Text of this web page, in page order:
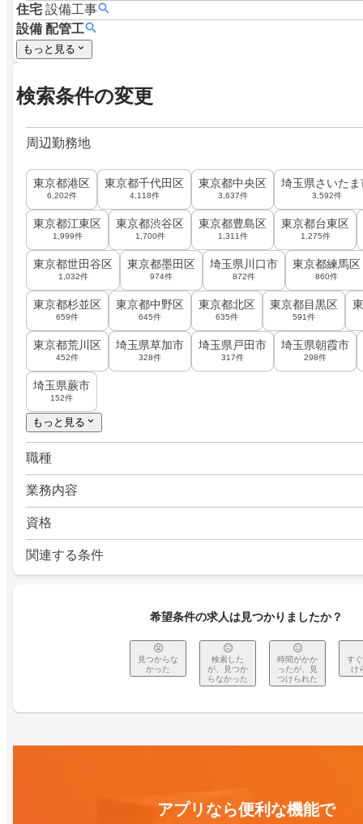
住宅 設備工事
設備 配管工
もっと見る
検索条件の変更
周辺勤務地
東京都港区
6,202件
東京都千代田区
4,118件
東京都中央区
3,637件
埼玉県さいたま
3,592件
東京都江東区
1,999件
東京都渋谷区
1,700件
東京都豊島区
1,311件
東京都台東区
1,275件
東京都世田谷区
1,032件
東京都墨田区
974件
埼玉県川口市
872件
東京都練馬区
860件
東京都杉並区
659件
東京都中野区
645件
東京都北区
635件
東京都目黒区
591件
東京都荒川区
452件
埼玉県草加市
328件
埼玉県戸田市
317件
埼玉県朝霞市
298件
埼玉県蕨市
152件
もっと見る
職種
業務内容
資格
関連する条件
希望条件の求人は見つかりましたか？
見つからな
かった
検索した
が、見つか
らなかった
時間がかか
ったが、見
つけられた
す
け
アプリなら便利な機能で